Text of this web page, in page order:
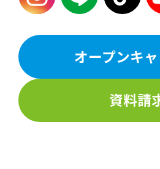
オープンキ
資料請